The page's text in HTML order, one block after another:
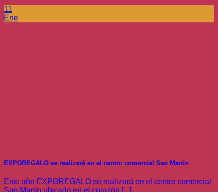
11
Ene
EXPOREGALO se realizará en el centro comercial San Martin
Este año EXPOREGALO se realizará en el centro comercial
San Martín ubicado en el corazón [...]